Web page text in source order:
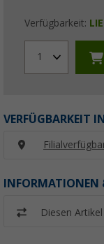
Verfügbarkeit:
1
VERFÜGBARKEIT
Diesen